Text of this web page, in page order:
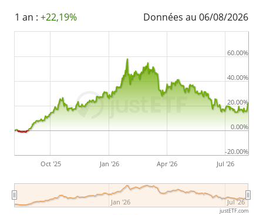
1 an : +22,19% Données au 06/08/2026
Oct '25 Jan '26 Apr '26 Jul '26
Jan '26 Jul '26
-20.00%
0.00%
20.00%
40.00%
60.00%
justETF.com